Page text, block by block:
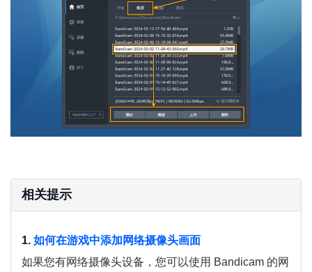
相关提示
1. 如何在游戏中添加网络摄像头画面
如果您有网络摄像头设备，您可以使用 Bandicam 的网